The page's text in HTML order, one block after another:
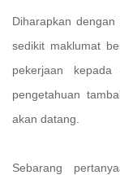
Diharapkan
sedikit maklumat
pekerjaan
pengetahuan
akan datang.
Sebarang